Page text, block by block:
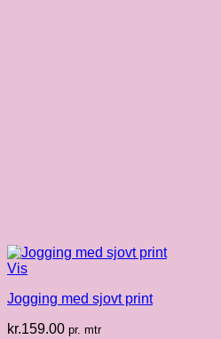
Vis
Jogging med sjovt print
kr.159.00 pr. mtr